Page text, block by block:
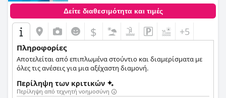
Δείτε διαθεσιμότητα και τιμές
$ +5
Πληροφορίες
Αποτελείται από επιπλωμένα στούντιο και διαμερίσματα με
όλες τις ανέσεις για μια αξέχαστη διαμονή.
Περίληψη των κριτικών
Περίληψη από τεχνητή νοημοσύνη